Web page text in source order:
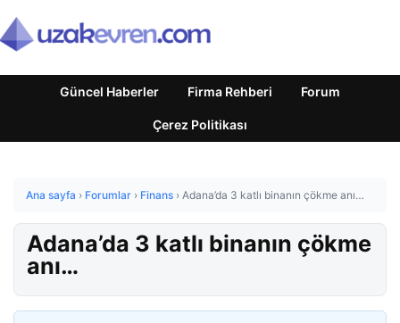
Güncel Haberler Firma Rehberi Forum
Çerez Politikası
Ana sayfa › Forumlar › Finans › Adana’da 3 katlı binanın çökme anı…
Adana’da 3 katlı binanın çökme
anı…